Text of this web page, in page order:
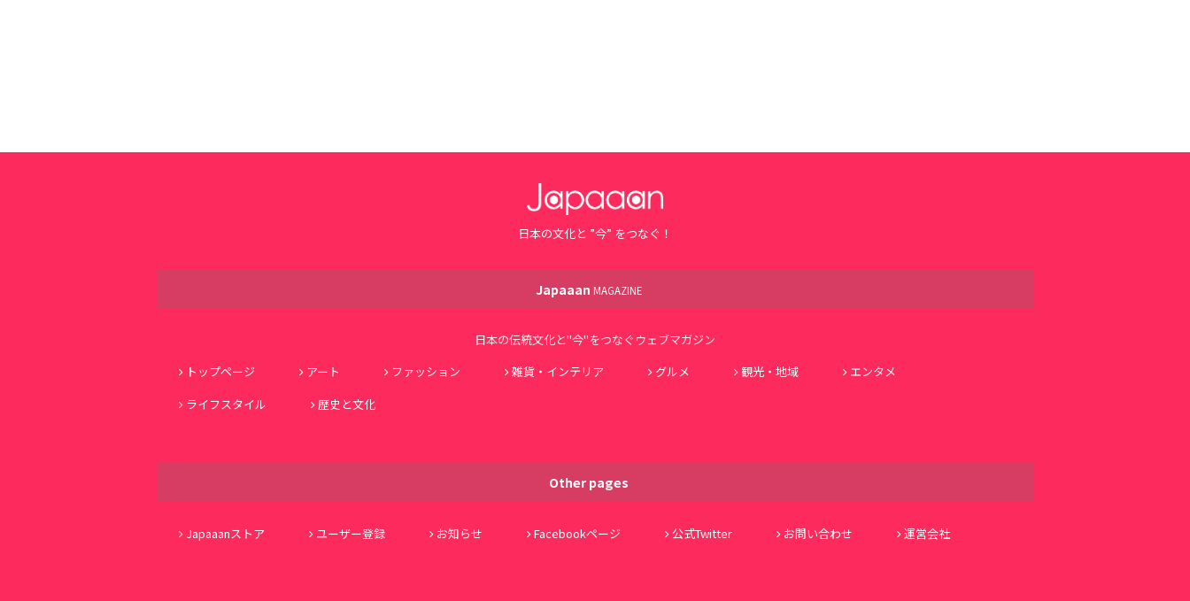
日本の文化と ”今” をつなぐ！
Japaaan MAGAZINE
日本の伝統文化と"今"をつなぐウェブマガジン
トップページ
アート ファッション 雑貨・インテリア グルメ 観光・地域
エンタメ
ライフスタイル
歴史と文化
Other pages
Japaaanストア ユーザー登録 お知らせ Facebookページ 公式Twitter お問い合わせ 運営会社